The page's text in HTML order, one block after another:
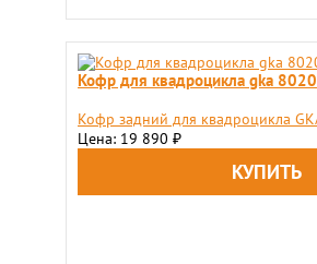
Кофр для квадроцикла gka 8020
Кофр задний для квадроцикла
Цена: 19 890 ₽